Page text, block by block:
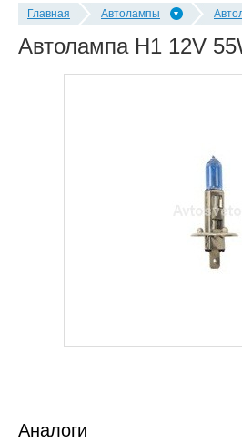
Главная Автолампы
Автолампа H1 12V
Аналоги